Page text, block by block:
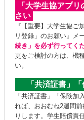
「大学生協アプ
さい
『【重要】大学生協
リ登録」のお願い』メ
続き」を必ず行ってく
更をご検討の方は、機
い。
「共済証書」
「共済証書」「保険加
れば、おおむね2週間
りします。学生賠償責